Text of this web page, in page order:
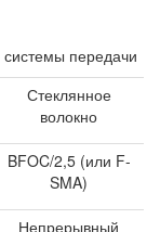
передачи
Стеклянное
волокно
BFOC/2,5 (или F-
SMA)
Непрерывный